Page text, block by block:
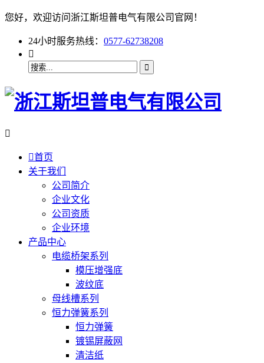
您好，欢迎访问浙江斯坦普电气有限公司官网！
24小时服务热线： 0577-62738208


首页
关于我们
公司简介
企业文化
公司资质
企业环境
产品中心
电缆桥架系列
模压增强底
波纹底
母线槽系列
恒力弹簧系列
恒力弹簧
镀锡屏蔽网
清洁纸